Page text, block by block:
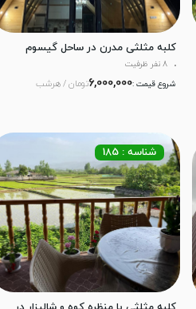
کلبه مثلثی مدرن در ساحل گیسوم
8 نفر ظرفیت
شروع قیمت :6,000,000تومان / هرشب
شناسه : 185